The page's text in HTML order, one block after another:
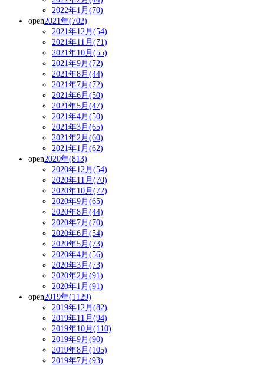
2022年1月(70)
open2021年(702)
2021年12月(54)
2021年11月(71)
2021年10月(55)
2021年9月(72)
2021年8月(44)
2021年7月(72)
2021年6月(50)
2021年5月(47)
2021年4月(50)
2021年3月(65)
2021年2月(60)
2021年1月(62)
open2020年(813)
2020年12月(54)
2020年11月(70)
2020年10月(72)
2020年9月(65)
2020年8月(44)
2020年7月(70)
2020年6月(54)
2020年5月(73)
2020年4月(56)
2020年3月(73)
2020年2月(91)
2020年1月(91)
open2019年(1129)
2019年12月(82)
2019年11月(94)
2019年10月(110)
2019年9月(90)
2019年8月(105)
2019年7月(93)